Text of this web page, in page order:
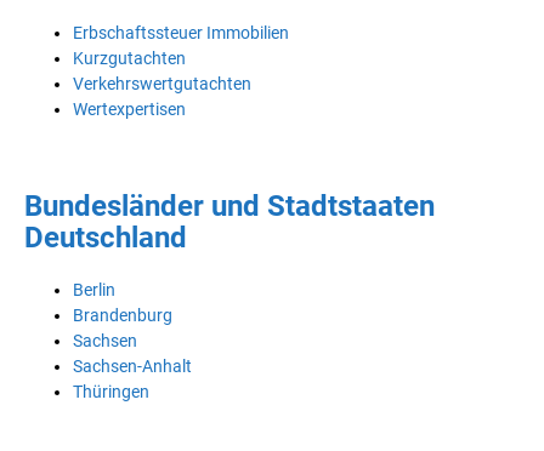
Erbschaftssteuer Immobilien
Kurzgutachten
Verkehrswertgutachten
Wertexpertisen
Bundesländer und Stadtstaaten
Deutschland
Berlin
Brandenburg
Sachsen
Sachsen-Anhalt
Thüringen